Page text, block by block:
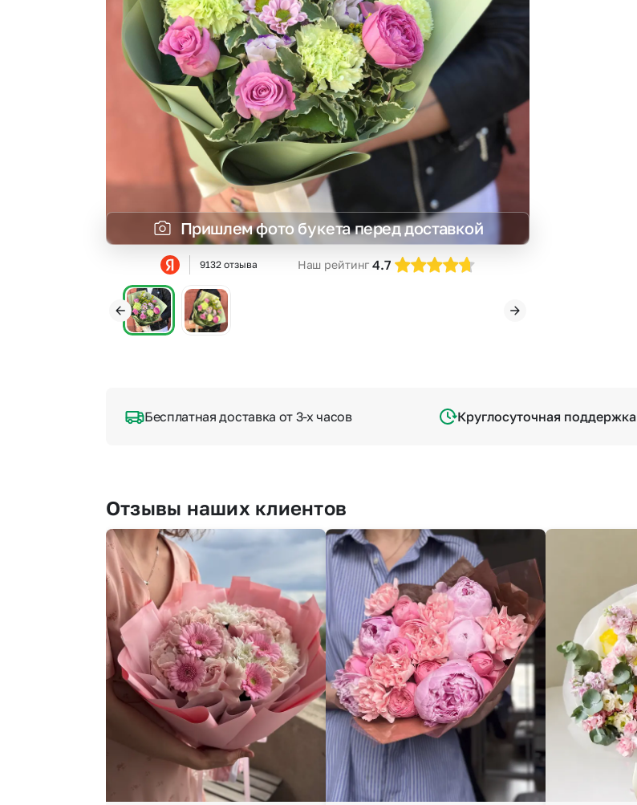
Гипсофила
Гортензии
Ирисы
Каллы
Суккуленты
Тюльпаны
Фрезия
Эустома
Пришлем фото букета перед доставкой
9132 отзыва Наш рейтинг 4.7
Бесплатная доставка от 3-х часов Круглосуточная поддержка
Отзывы наших клиентов